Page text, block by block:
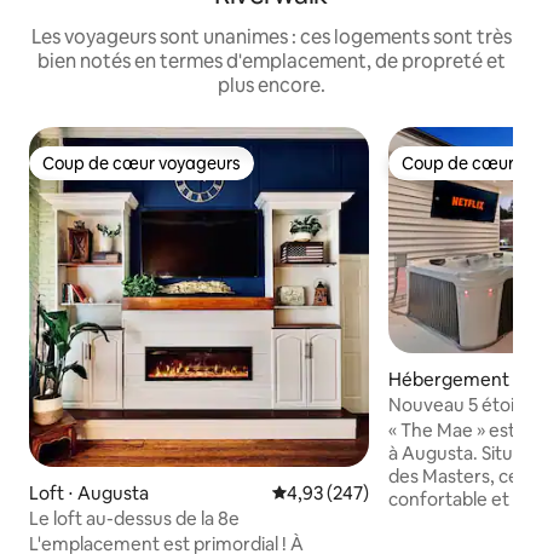
Les voyageurs sont unanimes : ces logements sont très
bien notés en termes d'emplacement, de propreté et
plus encore.
Coup de cœur voyageurs
Coup de cœur voyageurs
Loft ⋅ Augusta Évaluation moyenne sur la
4,93 (247)
Le loft au-dessus de la 8e
L'emplacement est primordial ! À
Coup de cœur
Coup de cœur
Hébergement ⋅
Nouveau 5
green/bain à
« The Mae » est
à Augusta. Située
des Masters,
confortable et